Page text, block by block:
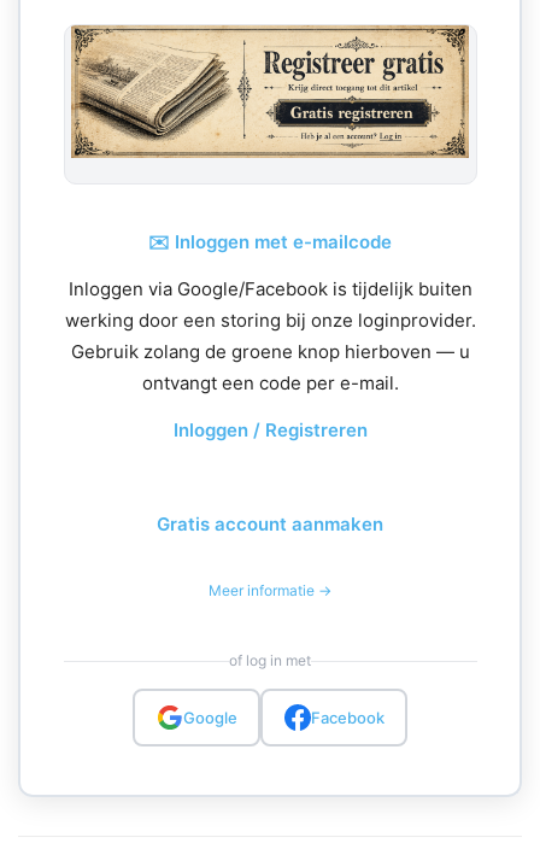
✉️ Inloggen met e-mailcode
Inloggen via Google/Facebook is tijdelijk buiten
werking door een storing bij onze loginprovider.
Gebruik zolang de groene knop hierboven — u
ontvangt een code per e-mail.
Inloggen / Registreren
Gratis account aanmaken
Meer informatie →
of log in met
Google Facebook